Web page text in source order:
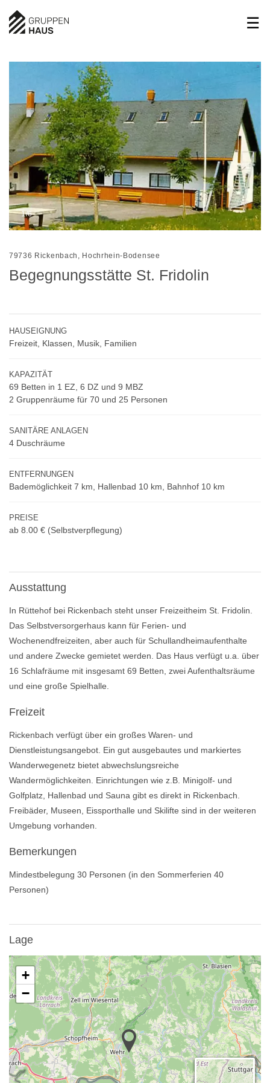
1/6
79736 Rickenbach, Hochrhein-Bodensee
Begegnungsstätte St. Fridolin
HAUSEIGNUNG
Freizeit, Klassen, Musik, Familien
KAPAZITÄT
69 Betten in 1 EZ, 6 DZ und 9 MBZ
2 Gruppenräume für 70 und 25 Personen
SANITÄRE ANLAGEN
4 Duschräume
ENTFERNUNGEN
Bademöglichkeit 7 km, Hallenbad 10 km, Bahnhof 10 km
PREISE
ab 8.00 € (Selbstverpflegung)
Ausstattung
In Rüttehof bei Rickenbach steht unser Freizeitheim St. Fridolin.
Das Selbstversorgerhaus kann für Ferien- und
Wochenendfreizeiten, aber auch für Schullandheimaufenthalte
und andere Zwecke gemietet werden. Das Haus verfügt u.a. über
16 Schlafräume mit insgesamt 69 Betten, zwei Aufenthaltsräume
und eine große Spielhalle.
Freizeit
Rickenbach verfügt über ein großes Waren- und
Dienstleistungsangebot. Ein gut ausgebautes und markiertes
Wanderwegenetz bietet abwechslungsreiche
Wandermöglichkeiten. Einrichtungen wie z.B. Minigolf- und
Golfplatz, Hallenbad und Sauna gibt es direkt in Rickenbach.
Freibäder, Museen, Eissporthalle und Skilifte sind in der weiteren
Umgebung vorhanden.
Bemerkungen
Mindestbelegung 30 Personen (in den Sommerferien 40
Personen)
Lage
+
−